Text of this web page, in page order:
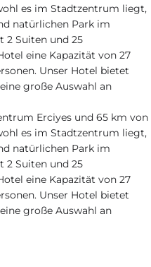
es im Stadtzentrum liegt,
natürlichen Park im
2 Suiten und 25
eine Kapazität von 27
Unser Hotel bietet
große Auswahl an
Erciyes und 65 km von
es im Stadtzentrum liegt,
natürlichen Park im
2 Suiten und 25
eine Kapazität von 27
Unser Hotel bietet
große Auswahl an